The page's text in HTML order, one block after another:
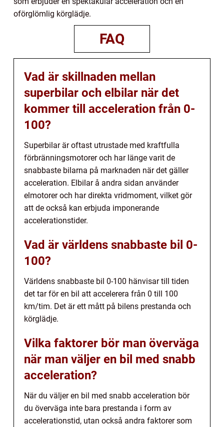
oförglömlig körglädje.
FAQ
Vad är skillnaden mellan
superbilar och elbilar när det
kommer till acceleration från 0-
100?
Superbilar är oftast utrustade med kraftfulla
förbränningsmotorer och har länge varit de
snabbaste bilarna på marknaden när det gäller
acceleration. Elbilar å andra sidan använder
elmotorer och har direkta vridmoment, vilket gör
att de också kan erbjuda imponerande
accelerationstider.
Vad är världens snabbaste bil 0-
100?
Världens snabbaste bil 0-100 hänvisar till tiden
det tar för en bil att accelerera från 0 till 100
km/tim. Det är ett mått på bilens prestanda och
körglädje.
Vilka faktorer bör man överväga
när man väljer en bil med snabb
acceleration?
När du väljer en bil med snabb acceleration bör
du överväga inte bara prestanda i form av
accelerationstid, utan också andra faktorer som